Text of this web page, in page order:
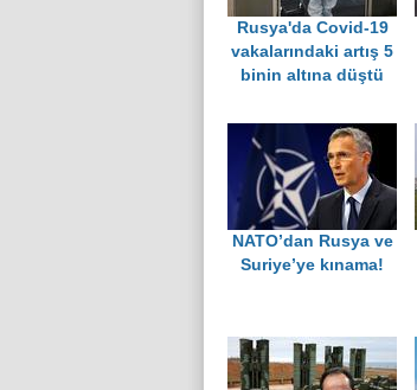
Rusya'da Covid-19
vakalarındaki artış 5
binin altına düştü
NATO’dan Rusya ve
Suriye’ye kınama!